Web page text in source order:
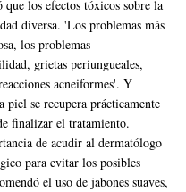
los efectos tóxicos sobre la
diversa. 'Los problemas más
los problemas
grietas periungueales,
acneiformes'. Y
piel se recupera prácticamente
finalizar el tratamiento.
de acudir al dermatólogo
para evitar los posibles
el uso de jabones suaves,